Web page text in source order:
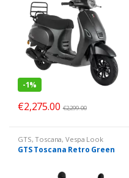
-1%
€2,275.00 €2,299.00
GTS,Toscana,Vespa Look
GTS Toscana Retro Green